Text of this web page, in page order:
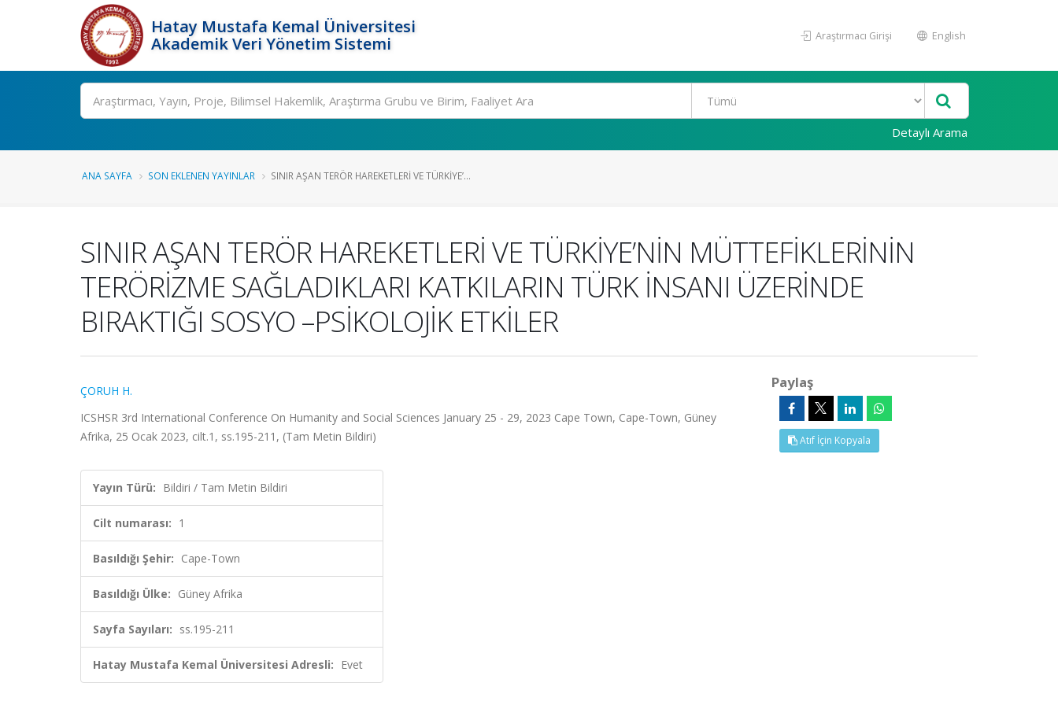
Hatay Mustafa Kemal Üniversitesi
Akademik Veri Yönetim Sistemi
Araştırmacı Girişi English
Ara
Detaylı Arama
ANA SAYFA SON EKLENEN YAYINLAR SINIR AŞAN TERÖR HAREKETLERİ VE TÜRKİYE’...
SINIR AŞAN TERÖR HAREKETLERİ VE TÜRKİYE’NİN MÜTTEFİKLERİNİN
TERÖRİZME SAĞLADIKLARI KATKILARIN TÜRK İNSANI ÜZERİNDE
BIRAKTIĞI SOSYO –PSİKOLOJİK ETKİLER
ÇORUH H.
ICSHSR 3rd International Conference On Humanity and Social Sciences January 25 - 29, 2023 Cape Town, Cape-Town, Güney
Afrika, 25 Ocak 2023, cilt.1, ss.195-211, (Tam Metin Bildiri)
Yayın Türü: Bildiri / Tam Metin Bildiri
Cilt numarası: 1
Basıldığı Şehir: Cape-Town
Basıldığı Ülke: Güney Afrika
Sayfa Sayıları: ss.195-211
Hatay Mustafa Kemal Üniversitesi Adresli: Evet
Paylaş
Atıf İçin Kopyala